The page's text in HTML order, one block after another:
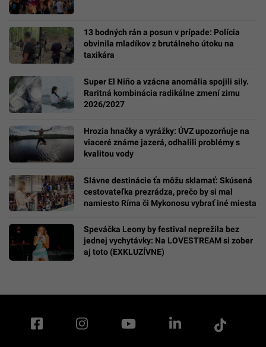
13 bodných rán a posun v prípade: Polícia
obvinila mladíkov z brutálneho útoku na
taxikára
Super El Niño a vzácna anomália spojili sily.
Raritná kombinácia radikálne zmení zimu
2026/2027
Hrozia hnačky a vyrážky: ÚVZ upozorňuje na
viaceré známe jazerá, odhalili problémy s
kvalitou vody
Slávne destinácie ťa môžu sklamať: Skúsená
cestovateľka prezrádza, prečo by si mal
namiesto Ríma či Mykonosu vybrať iné miesta
Speváčka Leony by festival neprežila bez
jednej vychytávky: Na LOVESTREAM si zober
aj toto (EXKLUZÍVNE)